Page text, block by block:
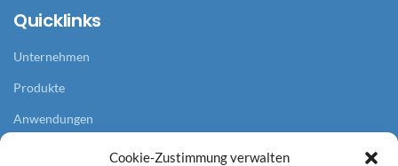
Cookie-Zustimmung verwalten
Quicklinks
Unternehmen
Produkte
Anwendungen